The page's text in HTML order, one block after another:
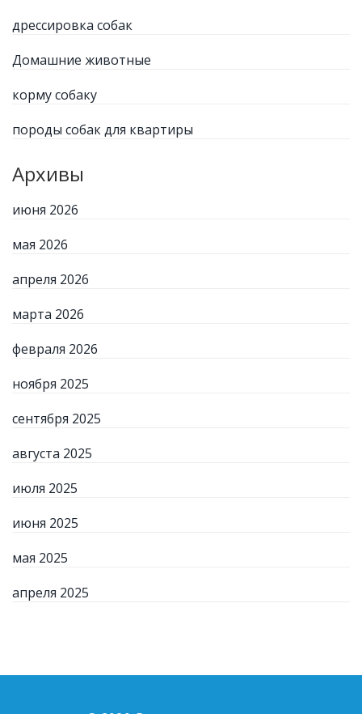
дрессировка собак
Домашние животные
корму собаку
породы собак для квартиры
Архивы
июня 2026
мая 2026
апреля 2026
марта 2026
февраля 2026
ноября 2025
сентября 2025
августа 2025
июля 2025
июня 2025
мая 2025
апреля 2025